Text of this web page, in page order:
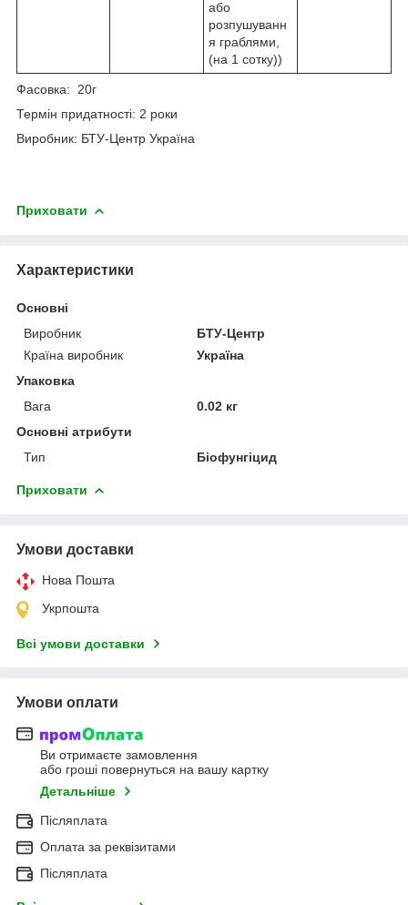
або
розпушуванн
я граблями,
(на 1 сотку))
Фасовка: 20г
Термін придатності: 2 роки
Виробник: БТУ-Центр Україна
Приховати
Характеристики
Основні
Виробник
БТУ-Центр
Країна виробник
Україна
Упаковка
Вага
0.02 кг
Основні атрибути
Тип
Біофунгіцид
Приховати
Умови доставки
Нова Пошта
Укрпошта
Всі умови доставки
Умови оплати
Ви отримаєте замовлення
або гроші повернуться на вашу картку
Детальніше
Післяплата
Оплата за реквізитами
Післяплата